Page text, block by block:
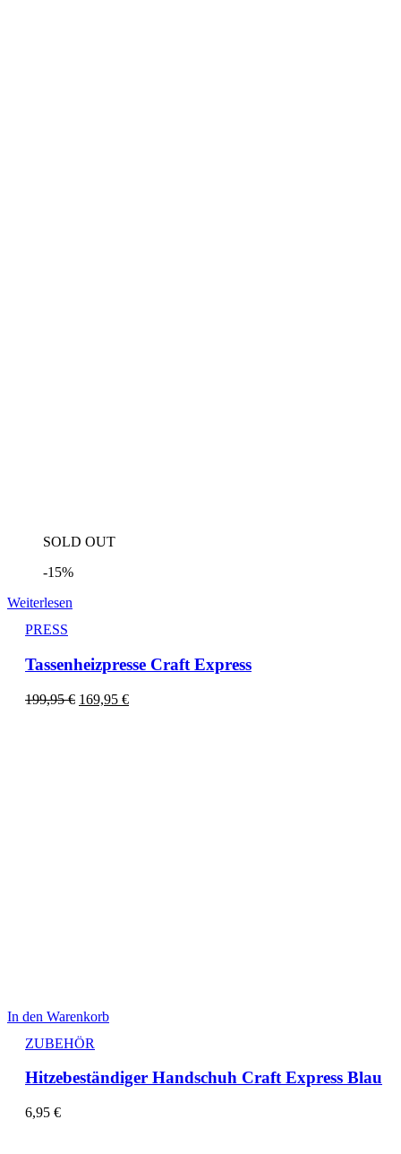
SOLD OUT
-15%
Weiterlesen
PRESS
Tassenheizpresse Craft Express
199,95€ 169,95 €
In den Warenkorb
ZUBEHÖR
Hitzebeständiger Handschuh Craft Express Blau
6,95 €